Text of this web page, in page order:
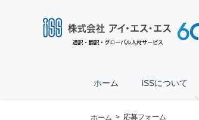
ホーム ISSについて
ホーム > 応募フォーム